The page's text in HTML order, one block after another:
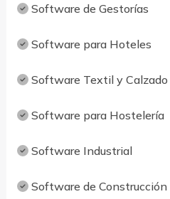
Software de Gestorías
Software para Hoteles
Software Textil y Calzado
Software para Hostelería
Software Industrial
Software de Construcción